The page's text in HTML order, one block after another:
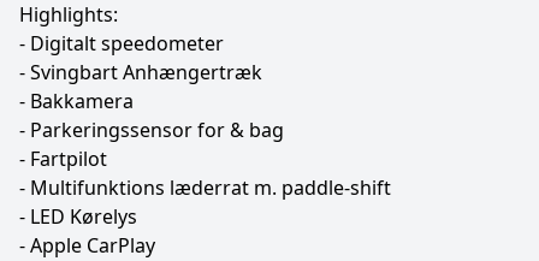
Highlights:
- Digitalt speedometer
- Svingbart Anhængertræk
- Bakkamera
- Parkeringssensor for & bag
- Fartpilot
- Multifunktions læderrat m. paddle-shift
- LED Kørelys
- Apple CarPlay